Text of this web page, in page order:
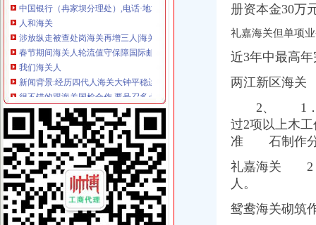
涉放纵走被查处岗海关再增三人|海关|查_凤凰科技
春节期间海关人轮流值守保障国际邮件畅顺通关_东莞_东莞光网
我们海关人
新闻背景:经历四代人海关大钟平稳运行90年_高清在线观看-PP
很不错的跟海关国检合作,要号召多点人来关注。
汽博中心海关
重庆渝北汽博中心招生主管招聘_宠才网
汽博中心新科国际广场|好戏网
商务接待租车|汽博中心租车|鑫煌汽车租赁|东商网
江南style奥风健身俱乐部汽博中心_土豆
重庆汽博中心二手车交易市场地址_电话_交通路线——第一车网
龙头寺海关
重庆2012年一级建造师考点分布及参考路线
5桥连接渝中江北你看看如何走便捷_网易重庆房产频道
【龙头寺写字楼,办公楼出租·租赁价格信息】1000-2000米75元/平
册资本金30万
礼嘉海关但单项
近3年中最高
两江新区海
2、 1．企
过2项以上木
准 石制作分
礼嘉海关 2．
人。
鸳鸯海关砌筑